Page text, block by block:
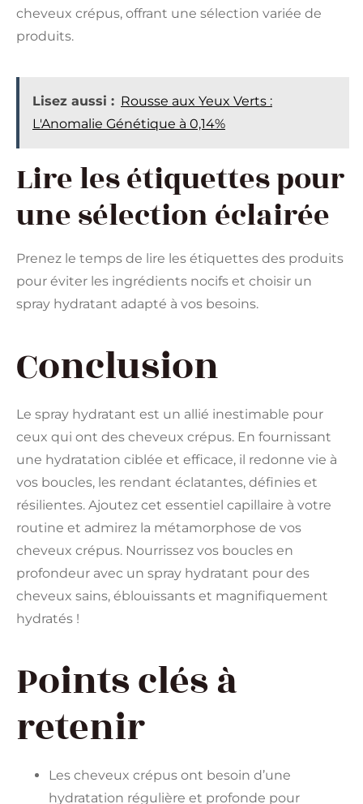
cheveux crépus, offrant une sélection variée de
produits.
Lisez aussi : Rousse aux Yeux Verts :
L'Anomalie Génétique à 0,14%
Lire les étiquettes pour
une sélection éclairée
Prenez le temps de lire les étiquettes des produits
pour éviter les ingrédients nocifs et choisir un
spray hydratant adapté à vos besoins.
Conclusion
Le spray hydratant est un allié inestimable pour
ceux qui ont des cheveux crépus. En fournissant
une hydratation ciblée et efficace, il redonne vie à
vos boucles, les rendant éclatantes, définies et
résilientes. Ajoutez cet essentiel capillaire à votre
routine et admirez la métamorphose de vos
cheveux crépus. Nourrissez vos boucles en
profondeur avec un spray hydratant pour des
cheveux sains, éblouissants et magnifiquement
hydratés !
Points clés à
retenir
Les cheveux crépus ont besoin d’une
hydratation régulière et profonde pour